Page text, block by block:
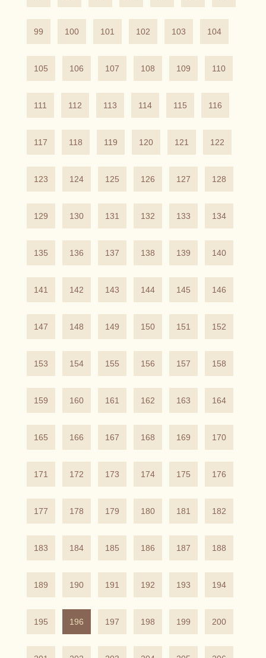
99 100 101 102 103 104
105 106 107 108 109 110
111 112 113 114 115 116
117 118 119 120 121 122
123 124 125 126 127 128
129 130 131 132 133 134
135 136 137 138 139 140
141 142 143 144 145 146
147 148 149 150 151 152
153 154 155 156 157 158
159 160 161 162 163 164
165 166 167 168 169 170
171 172 173 174 175 176
177 178 179 180 181 182
183 184 185 186 187 188
189 190 191 192 193 194
195 196 197 198 199 200